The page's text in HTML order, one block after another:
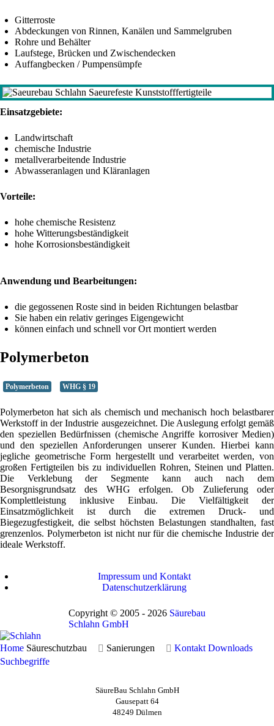
Gitterroste
Abdeckungen von Rinnen, Kanälen und Sammelgruben
Rohre und Behälter
Laufstege, Brücken und Zwischendecken
Auffangbecken / Pumpensümpfe
Einsatzgebiete:
Landwirtschaft
chemische Industrie
metallverarbeitende Industrie
Abwasseranlagen und Kläranlagen
Vorteile:
hohe chemische Resistenz
hohe Witterungsbeständigkeit
hohe Korrosionsbeständigkeit
Anwendung und Bearbeitungen:
die gegossenen Roste sind in beiden Richtungen belastbar
Sie haben ein relativ geringes Eigengewicht
können einfach und schnell vor Ort montiert werden
Polymerbeton
Polymerbeton WHG § 19
Polymerbeton hat sich als chemisch und mechanisch hoch belastbarer
Werkstoff in der Industrie ausgezeichnet. Die Auslegung erfolgt gemäß
den speziellen Bedürfnissen (chemische Angriffe korrosiver Medien)
und den speziellen Anforderungen unserer Kunden. Hierbei kann
jegliche geometrische Form hergestellt und verarbeitet werden, von
großen Fertigteilen bis zu individuellen Rohren, Steinen und Platten.
Die Verklebung der Segmente kann auch nach dem
Besorgnisgrundsatz des WHG erfolgen. Ob Zulieferung oder
Komplettleistung inklusive Einbau. Die Vielfältigkeit der
Einsatzmöglichkeit ist durch die extremen Druck- und
Biegezugfestigkeit, die selbst höchsten Belastungen standhalten, fast
grenzenlos. Polymerbeton ist nicht nur für die chemische Industrie der
ideale Werkstoff.
Impressum und Kontakt
Datenschutzerklärung
Copyright © 2005 - 2026 Säurebau
Schlahn GmbH
Home Säureschutzbau Sanierungen Kontakt Downloads
Suchbegriffe
SäureBau Schlahn GmbH
Gausepatt 64
48249 Dülmen